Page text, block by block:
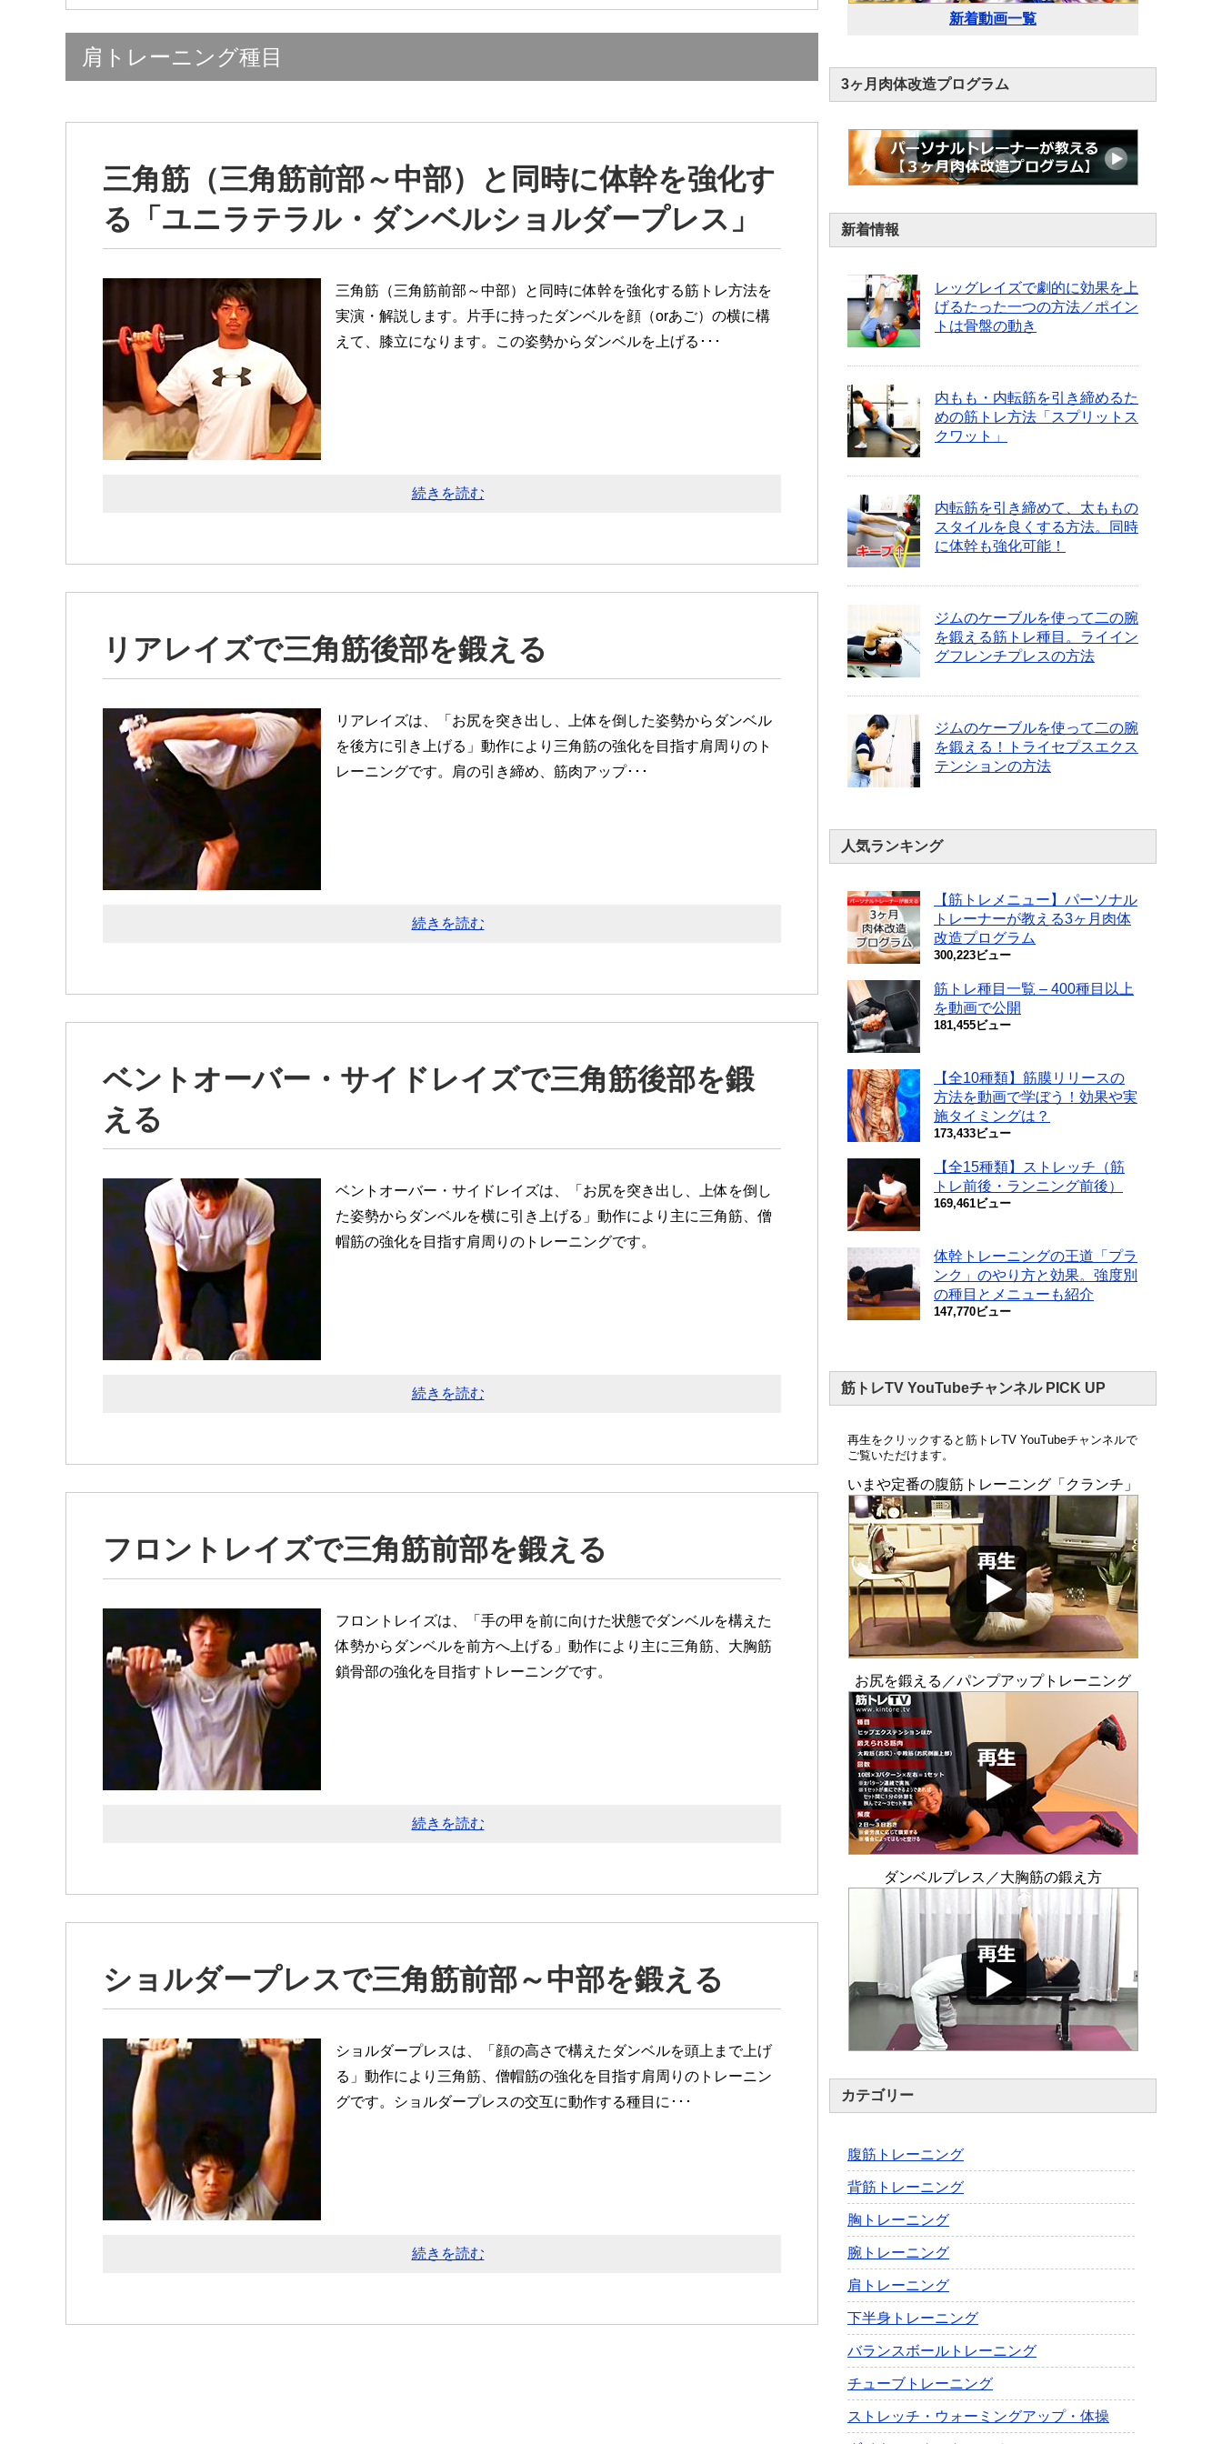
肩トレーニング種目
三角筋（三角筋前部～中部）と同時に体幹を強化す
る「ユニラテラル・ダンベルショルダープレス」
三角筋（三角筋前部～中部）と同時に体幹を強化する筋トレ方法を
実演・解説します。片手に持ったダンベルを顔（orあご）の横に構
えて、膝立になります。この姿勢からダンベルを上げる･･･
続きを読む
リアレイズで三角筋後部を鍛える
リアレイズは、「お尻を突き出し、上体を倒した姿勢からダンベル
を後方に引き上げる」動作により三角筋の強化を目指す肩周りのト
レーニングです。肩の引き締め、筋肉アップ･･･
続きを読む
ベントオーバー・サイドレイズで三角筋後部を鍛
える
ベントオーバー・サイドレイズは、「お尻を突き出し、上体を倒し
た姿勢からダンベルを横に引き上げる」動作により主に三角筋、僧
帽筋の強化を目指す肩周りのトレーニングです。
続きを読む
フロントレイズで三角筋前部を鍛える
フロントレイズは、「手の甲を前に向けた状態でダンベルを構えた
体勢からダンベルを前方へ上げる」動作により主に三角筋、大胸筋
鎖骨部の強化を目指すトレーニングです。
続きを読む
ショルダープレスで三角筋前部～中部を鍛える
ショルダープレスは、「顔の高さで構えたダンベルを頭上まで上げ
る」動作により三角筋、僧帽筋の強化を目指す肩周りのトレーニン
グです。ショルダープレスの交互に動作する種目に･･･
続きを読む
新着動画一覧
3ヶ月肉体改造プログラム
新着情報
レッグレイズで劇的に効果を上
げるたった一つの方法／ポイン
トは骨盤の動き
内もも・内転筋を引き締めるた
めの筋トレ方法「スプリットス
クワット」
内転筋を引き締めて、太ももの
スタイルを良くする方法。同時
に体幹も強化可能！
ジムのケーブルを使って二の腕
を鍛える筋トレ種目。ライイン
グフレンチプレスの方法
ジムのケーブルを使って二の腕
を鍛える！トライセプスエクス
テンションの方法
人気ランキング
【筋トレメニュー】パーソナル
トレーナーが教える3ヶ月肉体
改造プログラム
300,223ビュー
筋トレ種目一覧 – 400種目以上
を動画で公開
181,455ビュー
【全10種類】筋膜リリースの
方法を動画で学ぼう！効果や実
施タイミングは？
173,433ビュー
【全15種類】ストレッチ（筋
トレ前後・ランニング前後）
169,461ビュー
体幹トレーニングの王道「プラ
ンク」のやり方と効果。強度別
の種目とメニューも紹介
147,770ビュー
筋トレTV YouTubeチャンネル PICK UP
再生をクリックすると筋トレTV YouTubeチャンネルで
ご覧いただけます。
いまや定番の腹筋トレーニング「クランチ」
お尻を鍛える／パンプアップトレーニング
ダンベルプレス／大胸筋の鍛え方
カテゴリー
腹筋トレーニング
背筋トレーニング
胸トレーニング
腕トレーニング
肩トレーニング
下半身トレーニング
バランスボールトレーニング
チューブトレーニング
ストレッチ・ウォーミングアップ・体操